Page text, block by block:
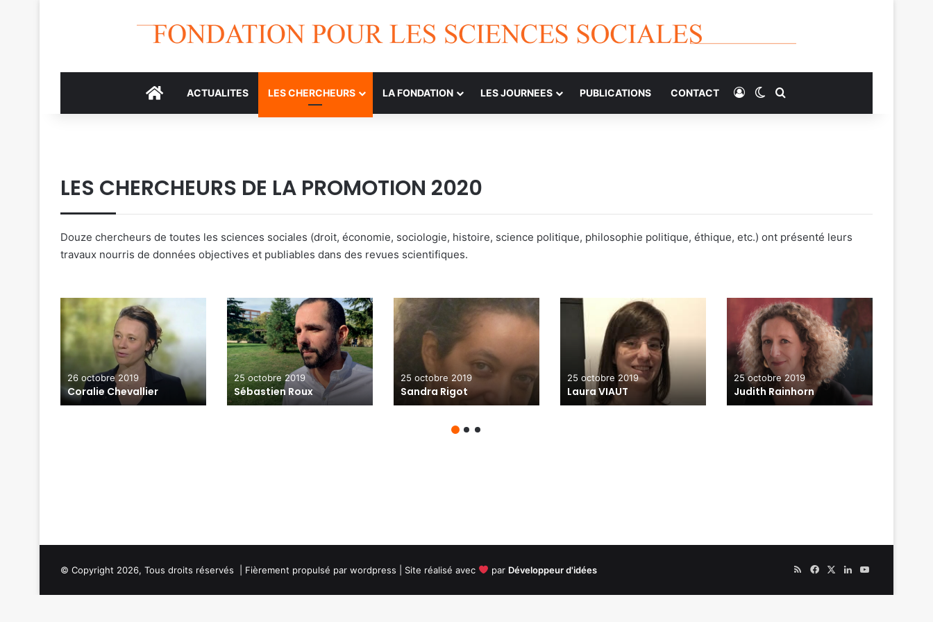
accueil icone
ACTUALITES LES CHERCHEURS LA FONDATION LES JOURNEES PUBLICATIONS CONTACT ConnexionSwitch skin
LES CHERCHEURS DE LA PROMOTION 2020
Douze chercheurs de toutes les sciences sociales (droit, économie, sociologie, histoire, science politique, philosophie politique, éthique, etc.) ont présenté leurs
travaux nourris de données objectives et publiables dans des revues scientifiques.
26 octobre 2019
Coralie Chevallier
25 octobre 2019
Sébastien Roux
25 octobre 2019
Sandra Rigot
25 octobre 2019
Laura VIAUT
25 octobre 2019
Judith Rainhorn
© Copyright 2026, Tous droits réservés | Fièrement propulsé par wordpress | Site réalisé avec par Développeur d'idées RSSFacebookLinkedinYouTube